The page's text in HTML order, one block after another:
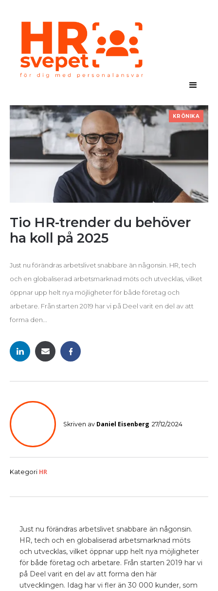
KRÖNIKA
Tio HR-trender du behöver
ha koll på 2025
Just nu förändras arbetslivet snabbare än någonsin. HR, tech
och en globaliserad arbetsmarknad möts och utvecklas, vilket
öppnar upp helt nya möjligheter för både företag och
arbetare. Från starten 2019 har vi på Deel varit en del av att
forma den...
Skriven av Daniel Eisenberg 27/12/2024
Kategori HR
Just nu förändras arbetslivet snabbare än någonsin.
HR, tech och en globaliserad arbetsmarknad möts
och utvecklas, vilket öppnar upp helt nya möjligheter
för både företag och arbetare. Från starten 2019 har vi
på Deel varit en del av att forma den här
utvecklingen. Idag har vi fler än 30 000 kunder, som